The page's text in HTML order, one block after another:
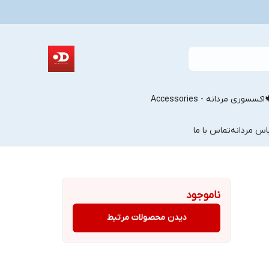
اکسسوری مردانه - Accessories
مردانهتماس با ما
ناموجود
دیدن محصولات مرتبط